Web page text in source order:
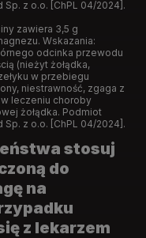
z o.o. [ChPL 04/2024].
zawiera 3,5 g
Wskazania:
odcinka przewodu
(nieżyt żołądka,
w przebiegu
niestrawność, zgaga z
leczeniu choroby
żołądka. Podmiot
z o.o. [ChPL 04/2024].
stosuj
do
na
z lekarzem